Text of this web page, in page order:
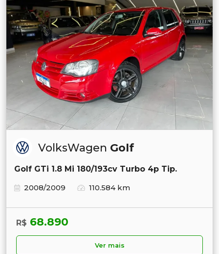
VolksWagen Golf
Golf GTi 1.8 Mi 180/193cv Turbo 4p Tip.
2008/2009
110.584 km
R$ 68.890
Ver mais